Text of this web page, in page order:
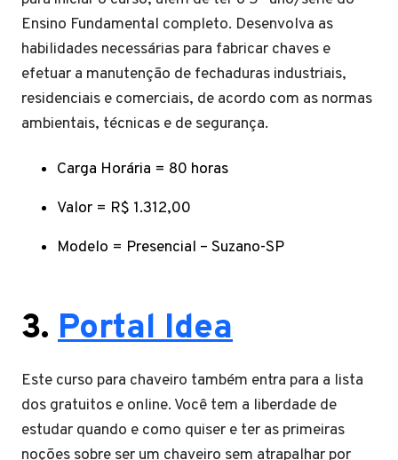
Ensino Fundamental completo. Desenvolva as
habilidades necessárias para fabricar chaves e
efetuar a manutenção de fechaduras industriais,
residenciais e comerciais, de acordo com as normas
ambientais, técnicas e de segurança.
Carga Horária = 80 horas
Valor = R$ 1.312,00
Modelo = Presencial – Suzano-SP
3. Portal Idea
Este curso para chaveiro também entra para a lista
dos gratuitos e online. Você tem a liberdade de
estudar quando e como quiser e ter as primeiras
noções sobre ser um chaveiro sem atrapalhar por